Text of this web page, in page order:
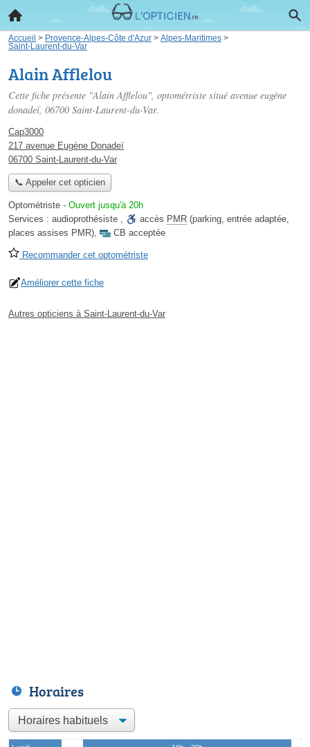
Accueil > Provence-Alpes-Côte d'Azur > Alpes-Maritimes >
Saint-Laurent-du-Var
Alain Afflelou
Cette fiche présente "Alain Afflelou", optométriste situé avenue eugène
donadeï, 06700 Saint-Laurent-du-Var.
Cap3000
217 avenue Eugène Donadeï
06700 Saint-Laurent-du-Var
📞 Appeler cet opticien
Optométriste - Ouvert jusqu'à 20h
Services : audioprothésiste , accès PMR (parking, entrée adaptée,
places assises PMR), CB acceptée
Recommander cet optométriste
Améliorer cette fiche
Autres opticiens à Saint-Laurent-du-Var
Horaires